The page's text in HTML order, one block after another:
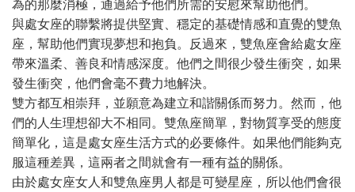
為的那麼消極，通過給予他們所需的安慰來幫助他們。
與處女座的聯繫將提供堅實、穩定的基礎情感和直覺的雙魚
座，幫助他們實現夢想和抱負。反過來，雙魚座會給處女座
帶來溫柔、善良和情感深度。他們之間很少發生衝突，如果
發生衝突，他們會毫不費力地解決。
雙方都互相崇拜，並願意為建立和諧關係而努力。然而，他
們的人生理想卻大不相同。雙魚座簡單，對物質享受的態度
簡單化，這是處女座生活方式的必要條件。如果他們能夠克
服這種差異，這兩者之間就會有一種有益的關係。
由於處女座女人和雙魚座男人都是可變星座，所以他們會很